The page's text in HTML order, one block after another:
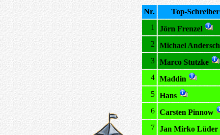
Nr.
Top-Schreiber
1
Jörn Frenzel
2
Michael Andersch
3
Marco Stutzke
4
Maddin
5
Hans
6
Carsten Pinnow
7
Jan Mirko Lüder